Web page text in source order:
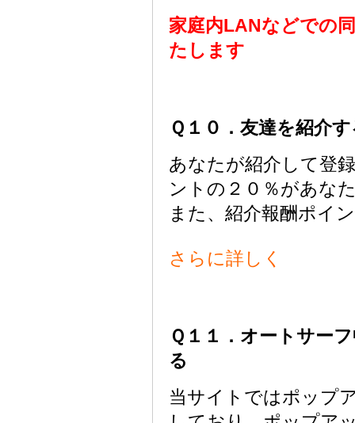
家庭内LANなどでの
たします
Ｑ１０．友達を紹介
あなたが紹介して登
ントの２０％があな
また、紹介報酬ポイ
さらに詳しく
Ｑ１１．オートサー
る
当サイトではポップ